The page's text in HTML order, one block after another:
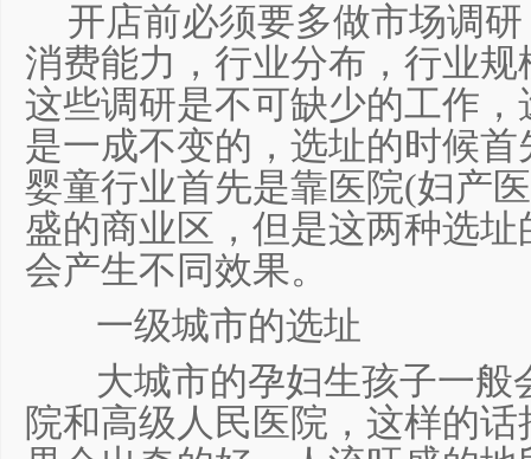
开店前必须要多做市场调
消费能力，行业分布，行业
这些调研是不可缺少的工作
是一成不变的，选址的时候
婴童行业首先是靠医院(妇产
盛的商业区，但是这两种选
会产生不同效果。
一级城市的选址
大城市的孕妇生孩子一般
院和高级人民医院，这样的